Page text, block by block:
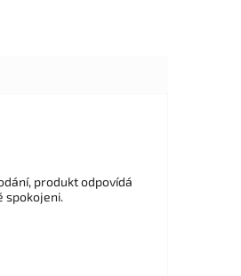
produkt odpovídá
spokojeni.